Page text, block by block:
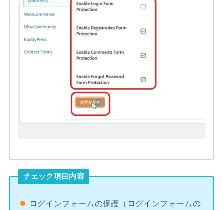
チェック項目内容
ログインフォームの保護（ログインフォームの